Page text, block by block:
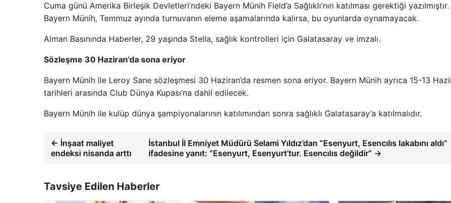
Cuma günü Amerika Birleşik Devletleri’ndeki Bayern Münih Field’a Sağlıklı’nın katılması gerektiği yazılmıştır.
Bayern Münih, Temmuz ayında turnuvanın eleme aşamalarında kalırsa, bu oyunlarda oynamayacak.
Alman Basınında Haberler, 29 yaşında Stella, sağlık kontrolleri için Galatasaray ve imzalı.
Sözleşme 30 Haziran’da sona eriyor
Bayern Münih ile Leroy Sane sözleşmesi 30 Haziran’da resmen sona eriyor. Bayern Münih ayrıca 15-13
tarihleri ​​arasında Club Dünya Kupası’na dahil edilecek.
Bayern Münih ile kulüp dünya şampiyonalarının katılımından sonra sağlıklı Galatasaray’a katılmalıdır.
← İnşaat maliyet
endeksi nisanda arttı
İstanbul İl Emniyet Müdürü Selami Yıldız’dan “Esenyurt, Esencılıs lakabını aldı”
ifadesine yanıt: “Esenyurt, Esenyurt’tur. Esencılıs değildir” →
Tavsiye Edilen Haberler